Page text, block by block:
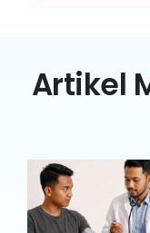
Artikel